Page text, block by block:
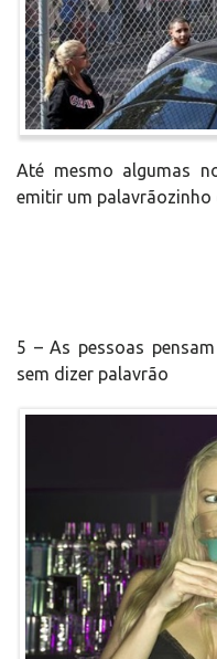
Até mesmo algumas
emitir um palavrãozinho
5 – As pessoas
sem dizer palavrão